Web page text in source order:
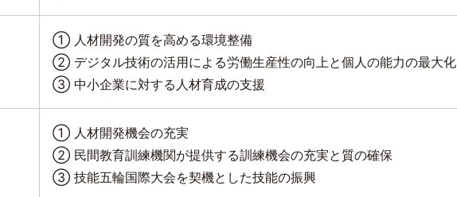
① 人材開発の質を高める環境整備
② デジタル技術の活用による労働生産性の向上と個人の能力の最大化
③ 中小企業に対する人材育成の支援
① 人材開発機会の充実
② 民間教育訓練機関が提供する訓練機会の充実と質の確保
③ 技能五輪国際大会を契機とした技能の振興